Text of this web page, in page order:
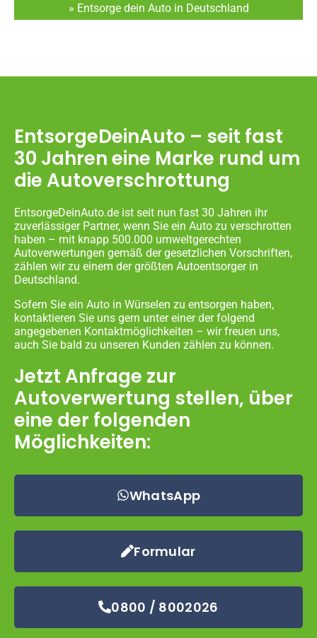
» Entsorge dein Auto in Deutschland
EntsorgeDeinAuto – seit fast
30 Jahren eine Marke rund um
die Autoverschrottung
EntsorgeDeinAuto.de ist seit nun fast 30 Jahren ihr
zuverlässiger Partner, wenn Sie ein Auto zu verschrotten
haben – mit knapp 500.000 umweltgerechten
Autoverwertungen gemäß der gesetzlichen Vorschriften,
zählen wir zu einem der größten Autoentsorger in
Deutschland.
Sofern Sie ein Auto in Würselen zu entsorgen haben,
kontaktieren Sie uns gern unter einer der folgend
angegebenen Kontaktmöglichkeiten – wir freuen uns,
auch Sie bald zu unseren Kunden zählen zu können.
Jetzt Anfrage zur
Autoverwertung stellen, über
eine der folgenden
Möglichkeiten:
WhatsApp
Formular
0800 / 8002026